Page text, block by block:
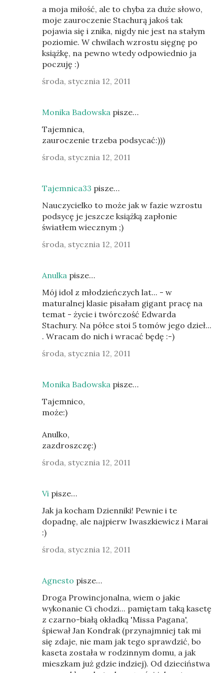
a moja miłość, ale to chyba za duże słowo,
moje zauroczenie Stachurą jakoś tak
pojawia się i znika, nigdy nie jest na stałym
poziomie. W chwilach wzrostu sięgnę po
książkę, na pewno wtedy odpowiednio ja
poczuję :)
środa, stycznia 12, 2011
Monika Badowska pisze…
Tajemnica,
zauroczenie trzeba podsycać:)))
środa, stycznia 12, 2011
Tajemnica33 pisze…
Nauczycielko to może jak w fazie wzrostu
podsycę je jeszcze książką zapłonie
światłem wiecznym ;)
środa, stycznia 12, 2011
Anulka pisze…
Mój idol z młodzieńczych lat... - w
maturalnej klasie pisałam gigant pracę na
temat - życie i twórczość Edwarda
Stachury. Na półce stoi 5 tomów jego dzieł...
. Wracam do nich i wracać będę :-)
środa, stycznia 12, 2011
Monika Badowska pisze…
Tajemnico,
może:)
Anulko,
zazdroszczę:)
środa, stycznia 12, 2011
Vi pisze…
Jak ja kocham Dzienniki! Pewnie i te
dopadnę, ale najpierw Iwaszkiewicz i Marai
:)
środa, stycznia 12, 2011
Agnesto pisze…
Droga Prowincjonalna, wiem o jakie
wykonanie Ci chodzi... pamiętam taką kasetę
z czarno-białą okładką 'Missa Pagana',
śpiewał Jan Kondrak (przynajmniej tak mi
się zdaje, nie mam jak tego sprawdzić, bo
kaseta została w rodzinnym domu, a jak
mieszkam już gdzie indziej). Od dzieciństwa